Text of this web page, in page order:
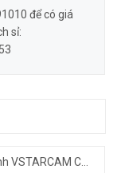
để có giá
sỉ:
Camera 4G mini lưu hành trình VSTARCAM CB77 phân giải 3MP FullHD 1080P - Action cam quay Vlog